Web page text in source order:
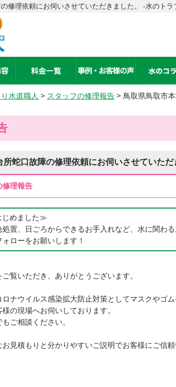
修理依頼にお伺いさせていただきました。 -水のトラ
水道職人 > スタッフの修理報告 > 鳥取県鳥取市
蛇口故障の修理依頼にお伺いさせていただ
修理報告
じめました≫
置、日ごろからできるお手入れなど、水に関わ
ローをお願いします！
覧いただき、ありがとうございます。
ナウイルス感染拡大防止対策としてマスクやゴム
の現場へお伺いしております。
ご相談ください。
見積もりと分かりやすいご説明でお客様にご信